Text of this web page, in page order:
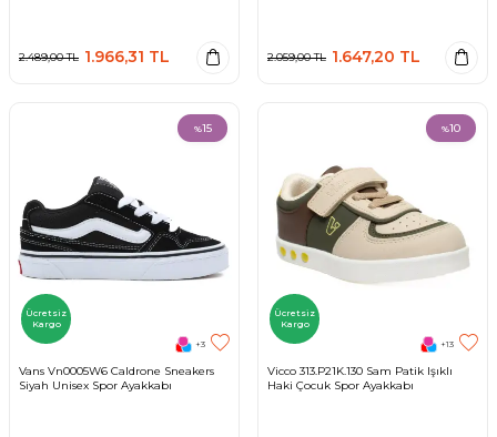
2.489,00TL 1.966,31 TL 2.059,00TL 1.647,20 TL
%15
Ücretsiz
Kargo
+3
Vans Vn0005W6 Caldrone Sneakers
Siyah Unisex Spor Ayakkabı
%10
Ücretsiz
Kargo
+13
Vicco 313.P21K.130 Sam Patik Işıklı
Haki Çocuk Spor Ayakkabı